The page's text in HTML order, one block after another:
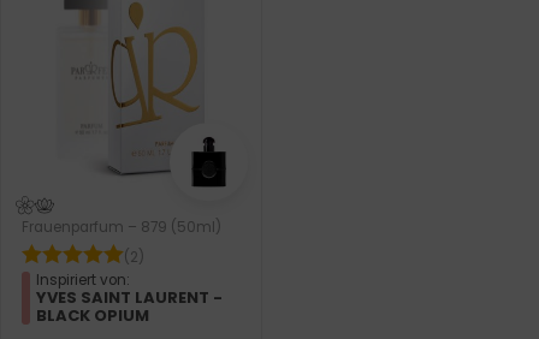
Frauenparfum – 879 (50ml)
(2)
Inspiriert von:
YVES SAINT LAURENT -
BLACK OPIUM